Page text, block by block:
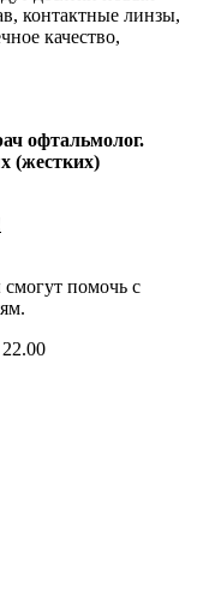
контактные линзы,
качество,
офтальмолог.
(жестких)
помочь с